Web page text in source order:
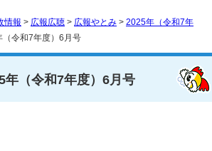
情報 > 広報広聴 > 広報やとみ > 2025年（令和7年
令和7年度）6月号
（令和7年度）6月号